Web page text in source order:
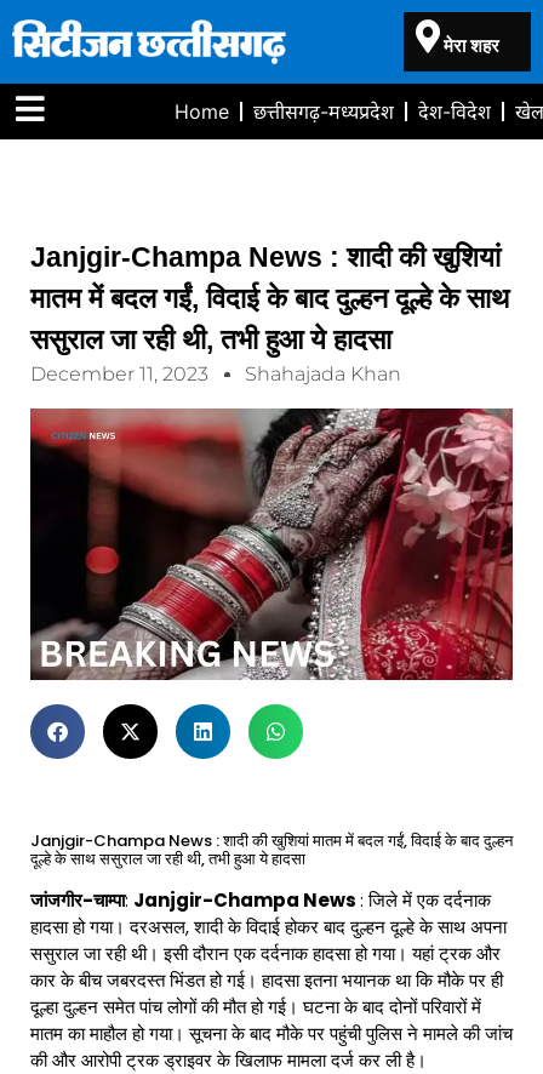
मेरा शहर
Home छत्तीसगढ़-मध्यप्रदेश देश-विदेश
Janjgir-Champa News : शादी की खुशियां
मातम में बदल गईं, विदाई के बाद दुल्हन दूल्हे के साथ
ससुराल जा रही थी, तभी हुआ ये हादसा
December 11, 2023 Shahajada Khan
Janjgir-Champa News : शादी की खुशियां मातम में बदल गईं, विदाई के बाद दुल्हन
दूल्हे के साथ ससुराल जा रही थी, तभी हुआ ये हादसा
जांजगीर-चाम्पा: Janjgir-Champa News: जिले में एक दर्दनाक
हादसा हो गया। दरअसल, शादी के विदाई होकर बाद दुल्हन दूल्हे के साथ अपना
ससुराल जा रही थी। इसी दौरान एक दर्दनाक हादसा हो गया। यहां ट्रक और
कार के बीच जबरदस्त भिंडत हो गई। हादसा इतना भयानक था कि मौके पर ही
दूल्हा दुल्हन समेत पांच लोगों की मौत हो गई। घटना के बाद दोनों परिवारों में
मातम का माहौल हो गया। सूचना के बाद मौके पर पहुंची पुलिस ने मामले की जांच
की और आरोपी ट्रक ड्राइवर के खिलाफ मामला दर्ज कर ली है।